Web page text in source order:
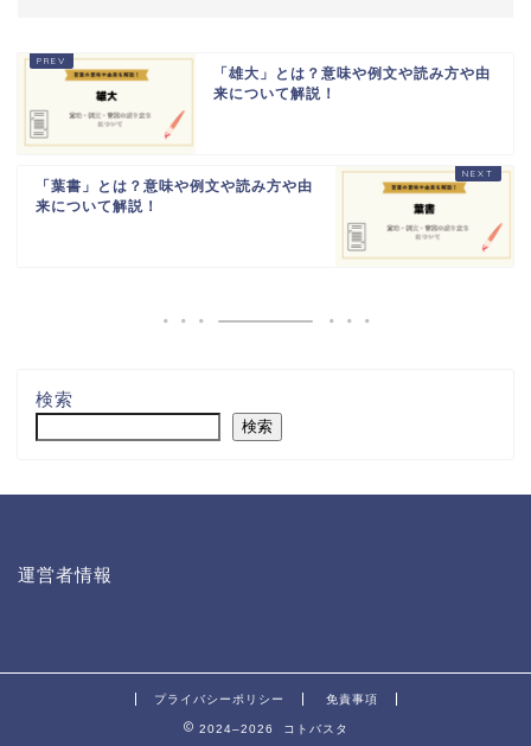
「雄大」とは？意味や例文や読み方や由
来について解説！
「葉書」とは？意味や例文や読み方や由
来について解説！
検索
検索
運営者情報
プライバシーポリシー 免責事項
2024–2026 コトバスタ